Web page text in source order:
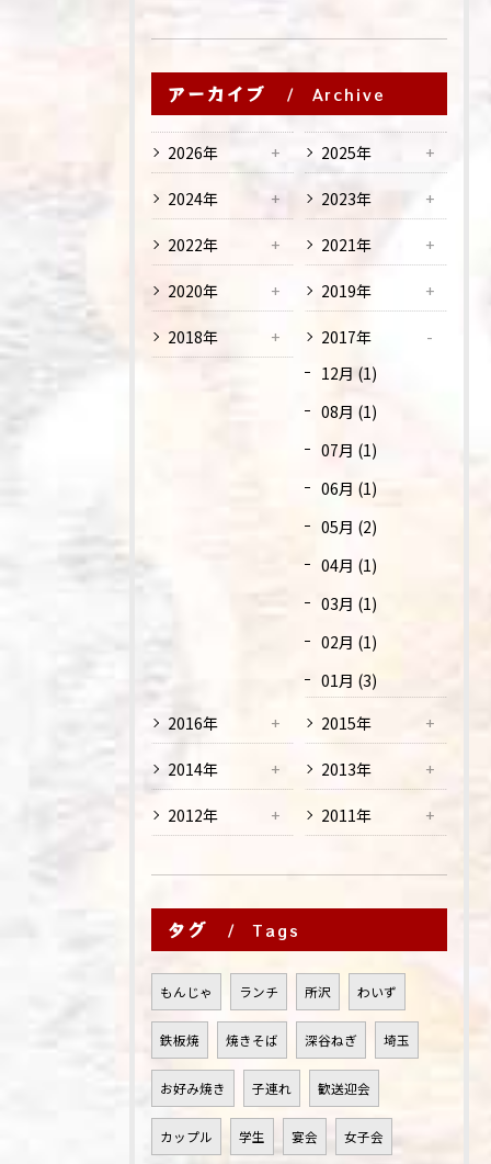
アーカイブ Archive
2026年 2025年
2024年 2023年
2022年 2021年
2020年 2019年
2018年
2017年
12月 (1)
08月 (1)
07月 (1)
06月 (1)
05月 (2)
04月 (1)
03月 (1)
02月 (1)
01月 (3)
2016年
2015年
2014年 2013年
2012年 2011年
タグ Tags
もんじゃ ランチ 所沢 わいず
鉄板焼 焼きそば 深谷ねぎ 埼玉
お好み焼き 子連れ 歓送迎会
カップル 学生 宴会 女子会